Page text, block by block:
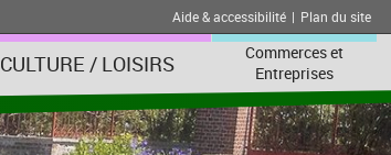
Aide & accessibilité | Plan du site
CULTURE / LOISIRS
Commerces et
Entreprises